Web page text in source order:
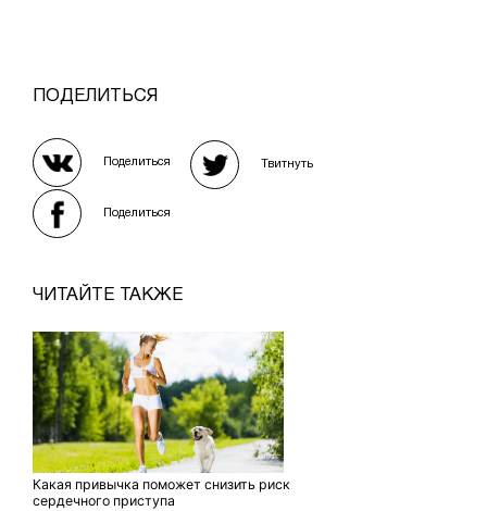
ПОДЕЛИТЬСЯ
Поделиться Твитнуть
Поделиться
ЧИТАЙТЕ ТАКЖЕ
Какая привычка поможет снизить риск
сердечного приступа